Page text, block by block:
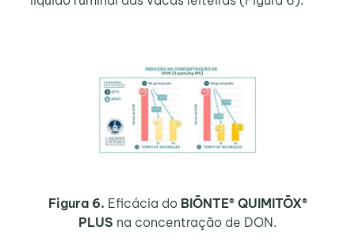
Figura 6. Eficácia doBIŌNTE® QUIMITŌX®
PLUS na concentração de DON.